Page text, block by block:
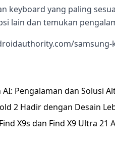
keyboard yang paling
lain dan temukan
Pengalaman dan Solusi
2 Hadir dengan Desain
X9s dan Find X9 Ultra 21